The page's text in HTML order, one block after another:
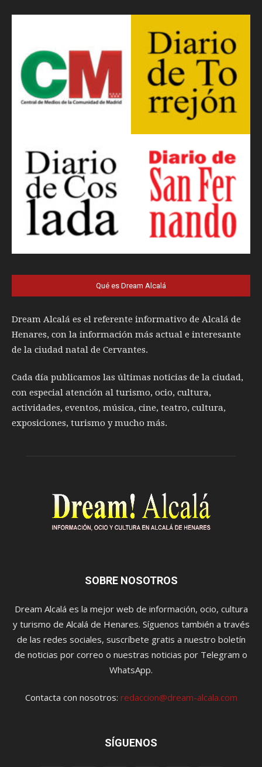
Qué es Dream Alcalá
Dream Alcalá es el referente informativo de Alcalá de
Henares, con la información más actual e interesante
de la ciudad natal de Cervantes.
Cada día publicamos las últimas noticias de la ciudad,
con especial atención al turismo, ocio, cultura,
actividades, eventos, música, cine, teatro, cultura,
exposiciones, turismo y mucho más.
SOBRE NOSOTROS
Dream Alcalá es la mejor web de información, ocio, cultura
y turismo de Alcalá de Henares. Síguenos también a través
de las redes sociales, suscríbete gratis a nuestro boletín
de noticias por correo o nuestras noticias por Telegram o
WhatsApp.
Contacta con nosotros: redaccion@dream-alcala.com
SÍGUENOS